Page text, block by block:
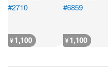
¥1,100 ¥1,100